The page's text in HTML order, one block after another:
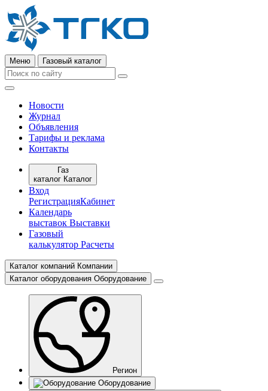
Меню Газовый каталог
Новости
Журнал
Объявления
Тарифы и реклама
Контакты
Газ
каталог Каталог
Вход
РегистрацияКабинет
Календарь
выставок Выставки
Газовый
калькулятор Расчеты
Каталог компаний Компании
Каталог оборудования Оборудование
Регион
Оборудование